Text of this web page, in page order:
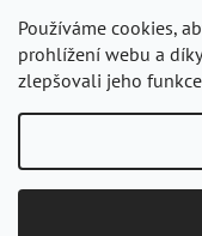
Používáme cookies,
prohlížení webu a
zlepšovali jeho
Copyright 2026